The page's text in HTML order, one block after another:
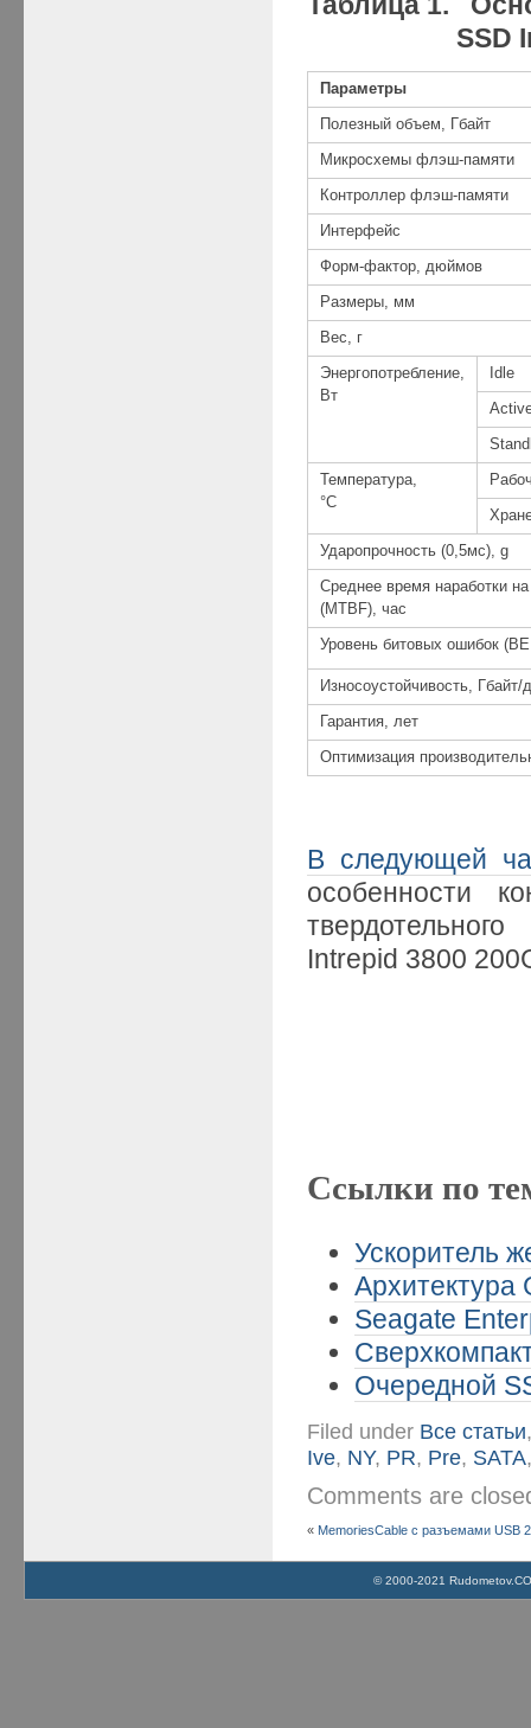
SSD
Параметры
Полезный объем, Гбайт
Микросхемы флэш-памяти
Контроллер флэш-памяти
Интерфейс
Форм-фактор, дюймов
Размеры, мм
Вес, г
Энергопотребление,
Вт
Idle
Температура,
°C
Ударопрочность (0,5мс), g
Среднее время наработки на
(MTBF), час
Уровень битовых ошибок
Износоустойчивость, Гбайт/
Гарантия, лет
Оптимизация
В следующей
особенности
Intrepid 3800
Ссылки по
Ускоритель
Архитектура
Seagate
Очередной
Filed under Все статьи
Ive, NY, PR, Pre, SATA
Comments are
« MemoriesCable с разъемами USB
© 2000-2021